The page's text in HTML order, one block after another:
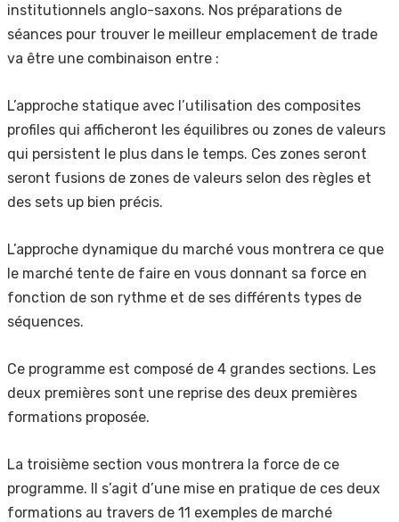
institutionnels anglo-saxons. Nos préparations de
séances pour trouver le meilleur emplacement de trade
va être une combinaison entre :
L’approche statique avec l’utilisation des composites
profiles qui afficheront les équilibres ou zones de valeurs
qui persistent le plus dans le temps. Ces zones seront
seront fusions de zones de valeurs selon des règles et
des sets up bien précis.
L’approche dynamique du marché vous montrera ce que
le marché tente de faire en vous donnant sa force en
fonction de son rythme et de ses différents types de
séquences.
Ce programme est composé de 4 grandes sections. Les
deux premières sont une reprise des deux premières
formations proposée.
La troisième section vous montrera la force de ce
programme. Il s’agit d’une mise en pratique de ces deux
formations au travers de 11 exemples de marché